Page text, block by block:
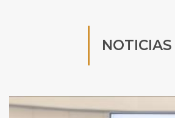
NOTICIAS